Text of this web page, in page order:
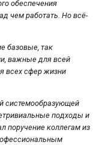
обеспечения
чем работать. Но всё-
базовые, так
важные для всей
всех сфер жизни
системообразующей
подходы и
поручение коллегам из